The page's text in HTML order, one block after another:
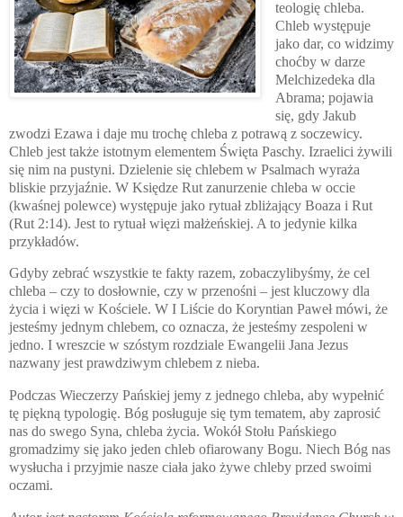
teologię chleba.
Chleb występuje
jako dar, co widzimy
choćby w darze
Melchizedeka dla
Abrama; pojawia
się, gdy Jakub
zwodzi Ezawa i daje mu trochę chleba z potrawą z soczewicy.
Chleb jest także istotnym elementem Święta Paschy. Izraelici żywili
się nim na pustyni. Dzielenie się chlebem w Psalmach wyraża
bliskie przyjaźnie. W Księdze Rut zanurzenie chleba w occie
(kwaśnej polewce) występuje jako rytuał zbliżający Boaza i Rut
(Rut 2:14). Jest to rytuał więzi małżeńskiej. A to jedynie kilka
przykładów.
Gdyby zebrać wszystkie te fakty razem, zobaczylibyśmy, że cel
chleba – czy to dosłownie, czy w przenośni – jest kluczowy dla
życia i więzi w Kościele. W I Liście do Koryntian Paweł mówi, że
jesteśmy jednym chlebem, co oznacza, że jesteśmy zespoleni w
jedno. I wreszcie w szóstym rozdziale Ewangelii Jana Jezus
nazwany jest prawdziwym chlebem z nieba.
Podczas Wieczerzy Pańskiej jemy z jednego chleba, aby wypełnić
tę piękną typologię. Bóg posługuje się tym tematem, aby zaprosić
nas do swego Syna, chleba życia. Wokół Stołu Pańskiego
gromadzimy się jako jeden chleb ofiarowany Bogu. Niech Bóg nas
wysłucha i przyjmie nasze ciała jako żywe chleby przed swoimi
oczami.